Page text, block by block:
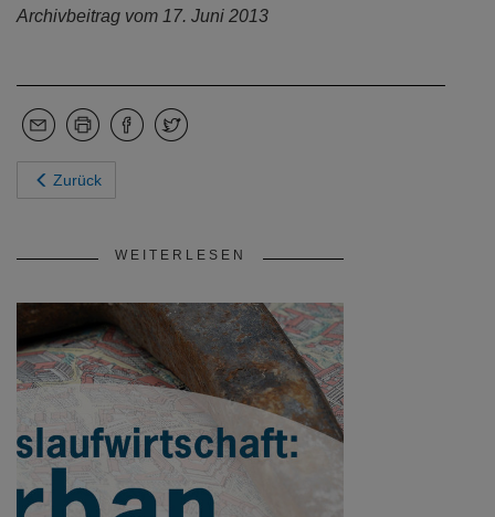
Archivbeitrag vom 17. Juni 2013
Zurück
WEITERLESEN